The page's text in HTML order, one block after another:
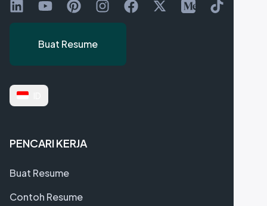
Buat Resume
PENCARI KERJA
Buat Resume
Contoh Resume